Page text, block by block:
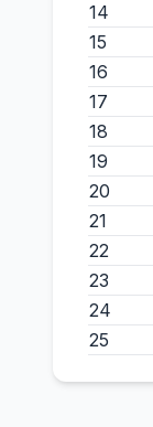
14
15
16
17
18
19
20
21
22
23
24
25